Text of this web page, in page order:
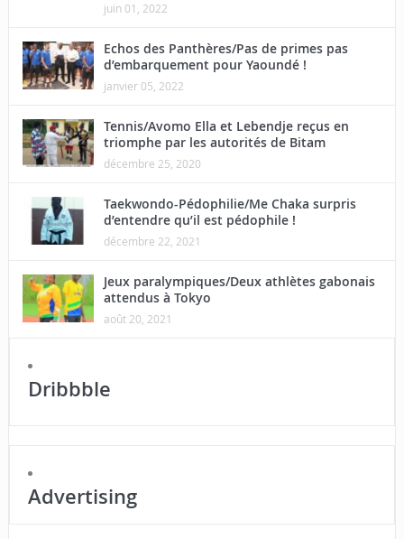
juin 01, 2022
Echos des Panthères/Pas de primes pas
d’embarquement pour Yaoundé !
janvier 05, 2022
Tennis/Avomo Ella et Lebendje reçus en
triomphe par les autorités de Bitam
décembre 25, 2020
Taekwondo-Pédophilie/Me Chaka surpris
d’entendre qu’il est pédophile !
décembre 22, 2021
Jeux paralympiques/Deux athlètes gabonais
attendus à Tokyo
août 20, 2021
Dribbble
Advertising